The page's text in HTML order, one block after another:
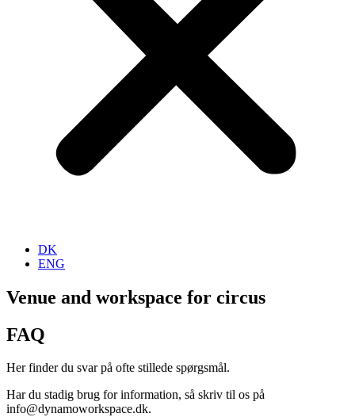
DK
ENG
Venue and workspace for circus
FAQ
Her finder du svar på ofte stillede spørgsmål.
Har du stadig brug for information, så skriv til os på
info@dynamoworkspace.dk.